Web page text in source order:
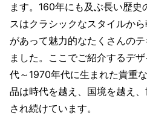
ます。160年にも及ぶ長い歴
スはクラシックなスタイルか
があって魅力的なたくさんの
ました。ここでご紹介するデ
代～1970年代に生まれた貴重
品は時代を越え、国境を越え
され続けています。